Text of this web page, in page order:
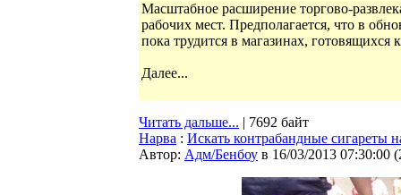
Масштабное расширение торгово-
рабочих мест. Предполагается, что в
пока трудится в магазинах, готовящихся
Далее...
Читать дальше... | 7692 байт
Нарва : Искать контрабандные сигареты
Автор: Адм/Бенбоу в 16/03/2013 07:30:00 (